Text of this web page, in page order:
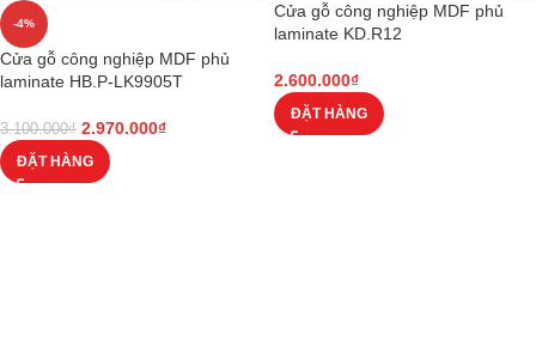
-4%
Cửa gỗ công nghiệp MDF phủ
laminate HB.P-LK9905T
3.100.000₫ 2.970.000₫
ĐẶT HÀNG
Cửa gỗ công nghiệp MDF phủ
laminate KD.R12
2.600.000₫
ĐẶT HÀNG